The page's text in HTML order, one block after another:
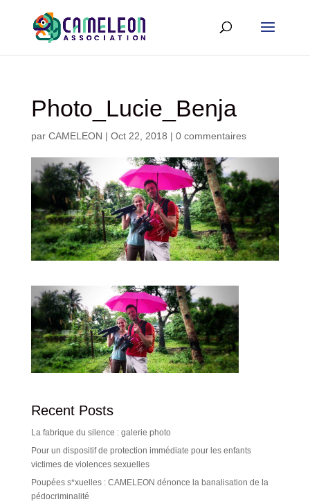
Photo_Lucie_Benja
par CAMELEON | Oct 22, 2018 | 0 commentaires
Recent Posts
La fabrique du silence : galerie photo
Pour un dispositif de protection immédiate pour les enfants
victimes de violences sexuelles
Poupées s*xuelles : CAMELEON dénonce la banalisation de la
pédocriminalité